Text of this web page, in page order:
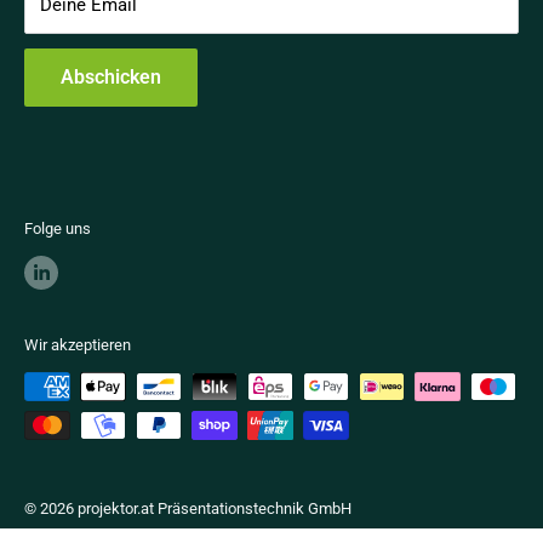
Impressum
Kontakt
Vertrag widerrufen
Deine Email
Abschicken
Folge uns
Wir akzeptieren
© 2026 projektor.at Präsentationstechnik GmbH